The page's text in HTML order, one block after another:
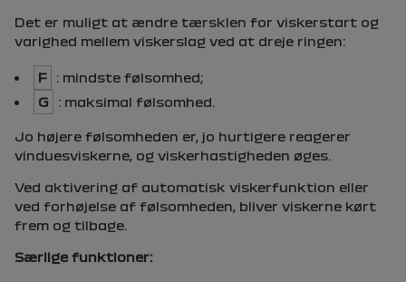
Det er muligt at ændre tærsklen for viskerstart og
varighed mellem viskerslag ved at dreje ringen:
F
: mindste følsomhed;
G
: maksimal følsomhed.
Jo højere følsomheden er, jo hurtigere reagerer
vinduesviskerne, og viskerhastigheden øges.
Ved aktivering af automatisk viskerfunktion eller
ved forhøjelse af følsomheden, bliver viskerne kørt
frem og tilbage.
Særlige funktioner: